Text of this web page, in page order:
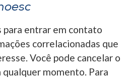
para entrar em contato
correlacionadas que
Você pode cancelar o
momento. Para